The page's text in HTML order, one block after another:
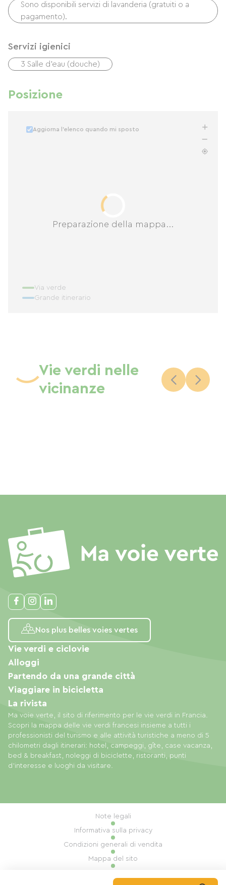
Sono disponibili servizi di lavanderia (gratuiti o a
pagamento).
Servizi igienici
3 Salle d'eau (douche)
Posizione
Preparazione della mappa...
Aggiorna l'elenco quando mi sposto
Via verde
Grande itinerario
Vie verdi nelle
vicinanze
Nos plus belles voies vertes
Ma voie verte, il sito di riferimento per le vie verdi in Francia.
Scopri la mappa delle vie verdi francesi insieme a tutti i
professionisti del turismo e alle attività turistiche a meno di 5
chilometri dagli itinerari: hotel, campeggi, gîte, case vacanza,
bed & breakfast, noleggi di biciclette, ristoranti, punti
d'interesse e luoghi da visitare.
Vie verdi e ciclovie
Alloggi
Partendo da una grande città
Viaggiare in bicicletta
La rivista
Note legali
Informativa sulla privacy
Condizioni generali di vendita
Mappa del sito